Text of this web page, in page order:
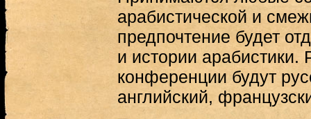
арабистической и
предпочтение будет
и истории
конференции будут
английский,